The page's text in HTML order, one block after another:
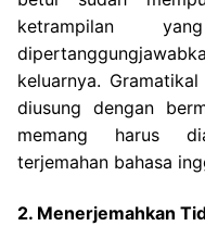
ketrampilan
keluarnya.
diusung dengan
memang harus
terjemahan bahasa
2. Menerjemahkan